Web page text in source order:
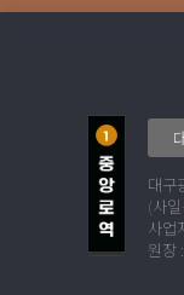
대구
(사
사업
원장